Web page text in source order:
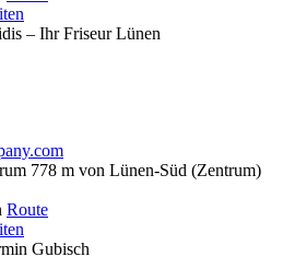
– Ihr Friseur Lünen
778 m von Lünen-Süd (Zentrum)
Route
Gubisch